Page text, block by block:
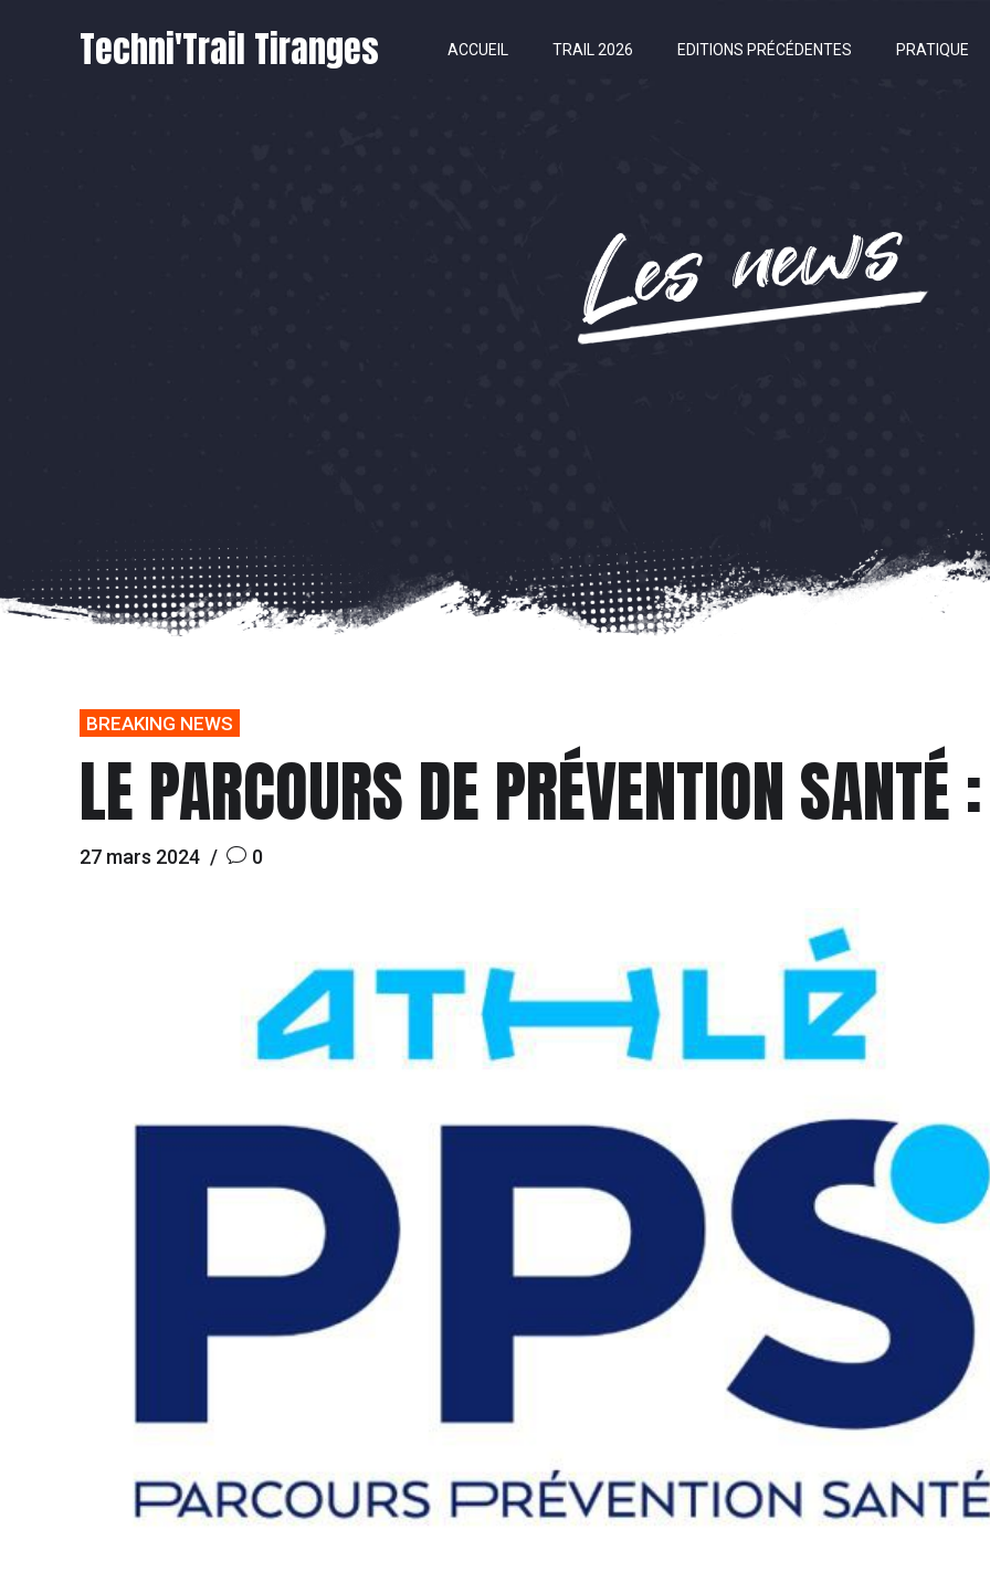
Techni'Trail Tiranges ACCUEIL TRAIL 2026 EDITIONS PRÉCÉDENTES PRATIQUE
Les news
BREAKING NEWS
LE PARCOURS DE PRÉVENTION SANTÉ :
27 mars 2024 0